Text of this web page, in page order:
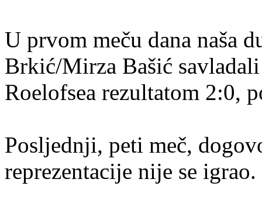
U prvom meču dana naša
Brkić/Mirza Bašić savladali
Roelofsea rezultatom 2:0,
Posljednji, peti meč,
reprezentacije nije se igrao.